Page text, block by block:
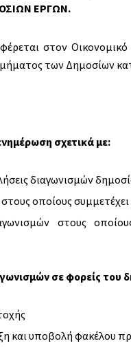
ΕΡΓΩΝ.
στον
των Δημοσίων
σχετικά με:
διαγωνισμών
οποίους
στους
σε φορείς του
και υποβολή φακέλου